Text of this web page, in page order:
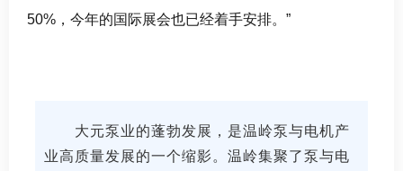
50%，今年的国际展会也已经着手安排。”
大元泵业的蓬勃发展，是温岭泵与电机产
业高质量发展的一个缩影。温岭集聚了泵与电